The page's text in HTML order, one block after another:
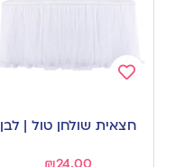
to
wishlist
חצאית שולחן טול | לבן
₪24.00